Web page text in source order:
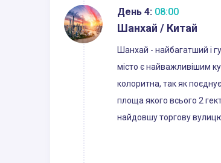
День 4: 08:00
Шанхай / Китай
Шанхай - найбагатший і
місто є найважливішим
колоритна, так як
площа якого всього 2
найдовшу торгову